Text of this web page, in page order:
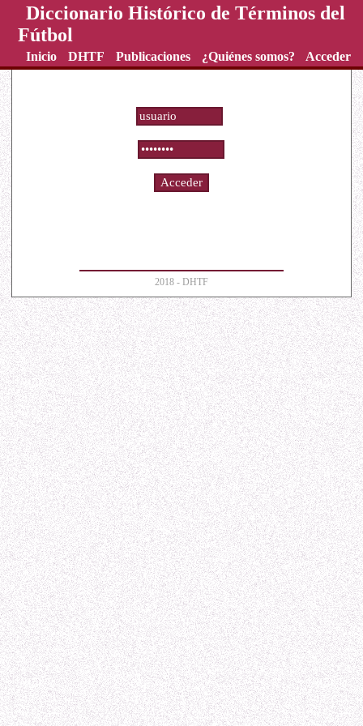
Diccionario Histórico de Términos del
Fútbol
Inicio DHTF Publicaciones ¿Quiénes somos? Acceder
2018 - DHTF